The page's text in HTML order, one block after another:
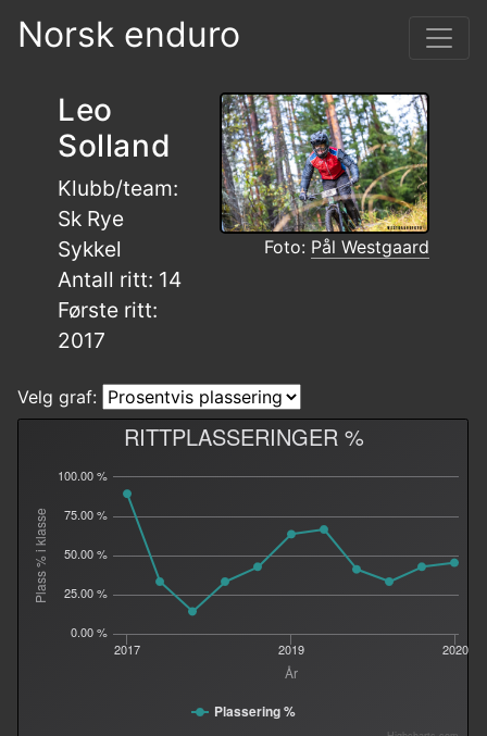
Norsk enduro
Leo
Solland
Klubb/team:
Sk Rye
Sykkel
Antall ritt: 14
Første ritt:
2017
Foto: Pål Westgaard
Velg graf:
År
Plass % i klasse
RITTPLASSERINGER %
2017 2019 2020
0.00 %
25.00 %
50.00 %
75.00 %
100.00 %
Plassering %